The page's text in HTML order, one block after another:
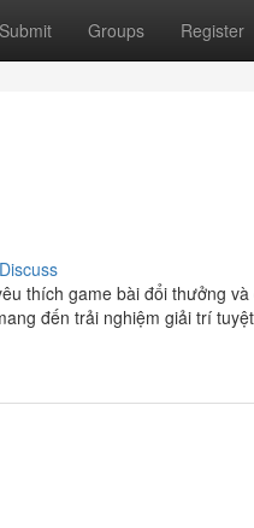
Submit Groups Register
Discuss
thích game bài đổi thưởng
đến trải nghiệm giải trí